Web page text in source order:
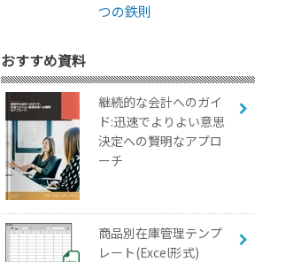
つの鉄則
おすすめ資料
継続的な会計へのガイ
ド:迅速でよりよい意思
決定への賢明なアプロ
ーチ
商品別在庫管理テンプ
レート(Excel形式)